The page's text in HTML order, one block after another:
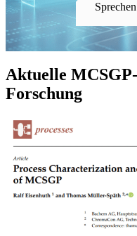
Aktuelle
Forschung